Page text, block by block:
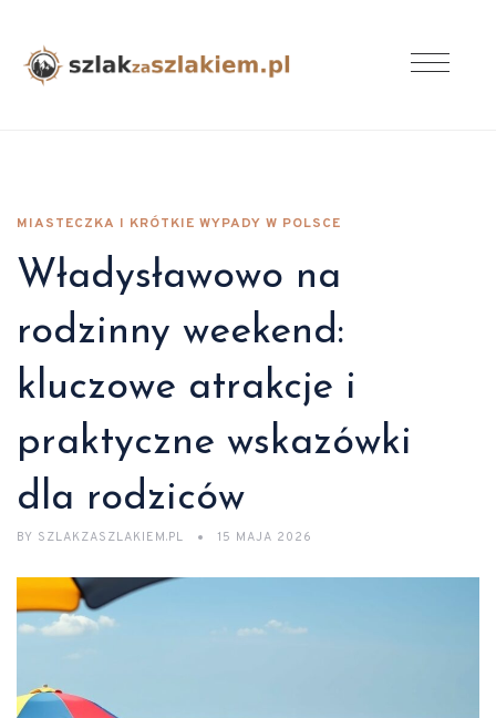
MIASTECZKA I KRÓTKIE WYPADY W POLSCE
Władysławowo na
rodzinny weekend:
kluczowe atrakcje i
praktyczne wskazówki
dla rodziców
BY SZLAKZASZLAKIEM.PL 15 MAJA 2026